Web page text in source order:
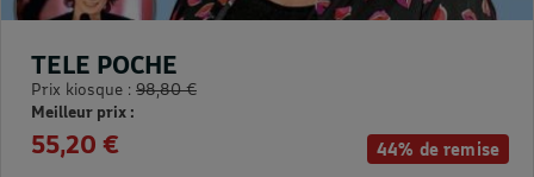
44% de remise
TELE POCHE
Prix kiosque : 98,80 €
Meilleur prix :
55,20 €